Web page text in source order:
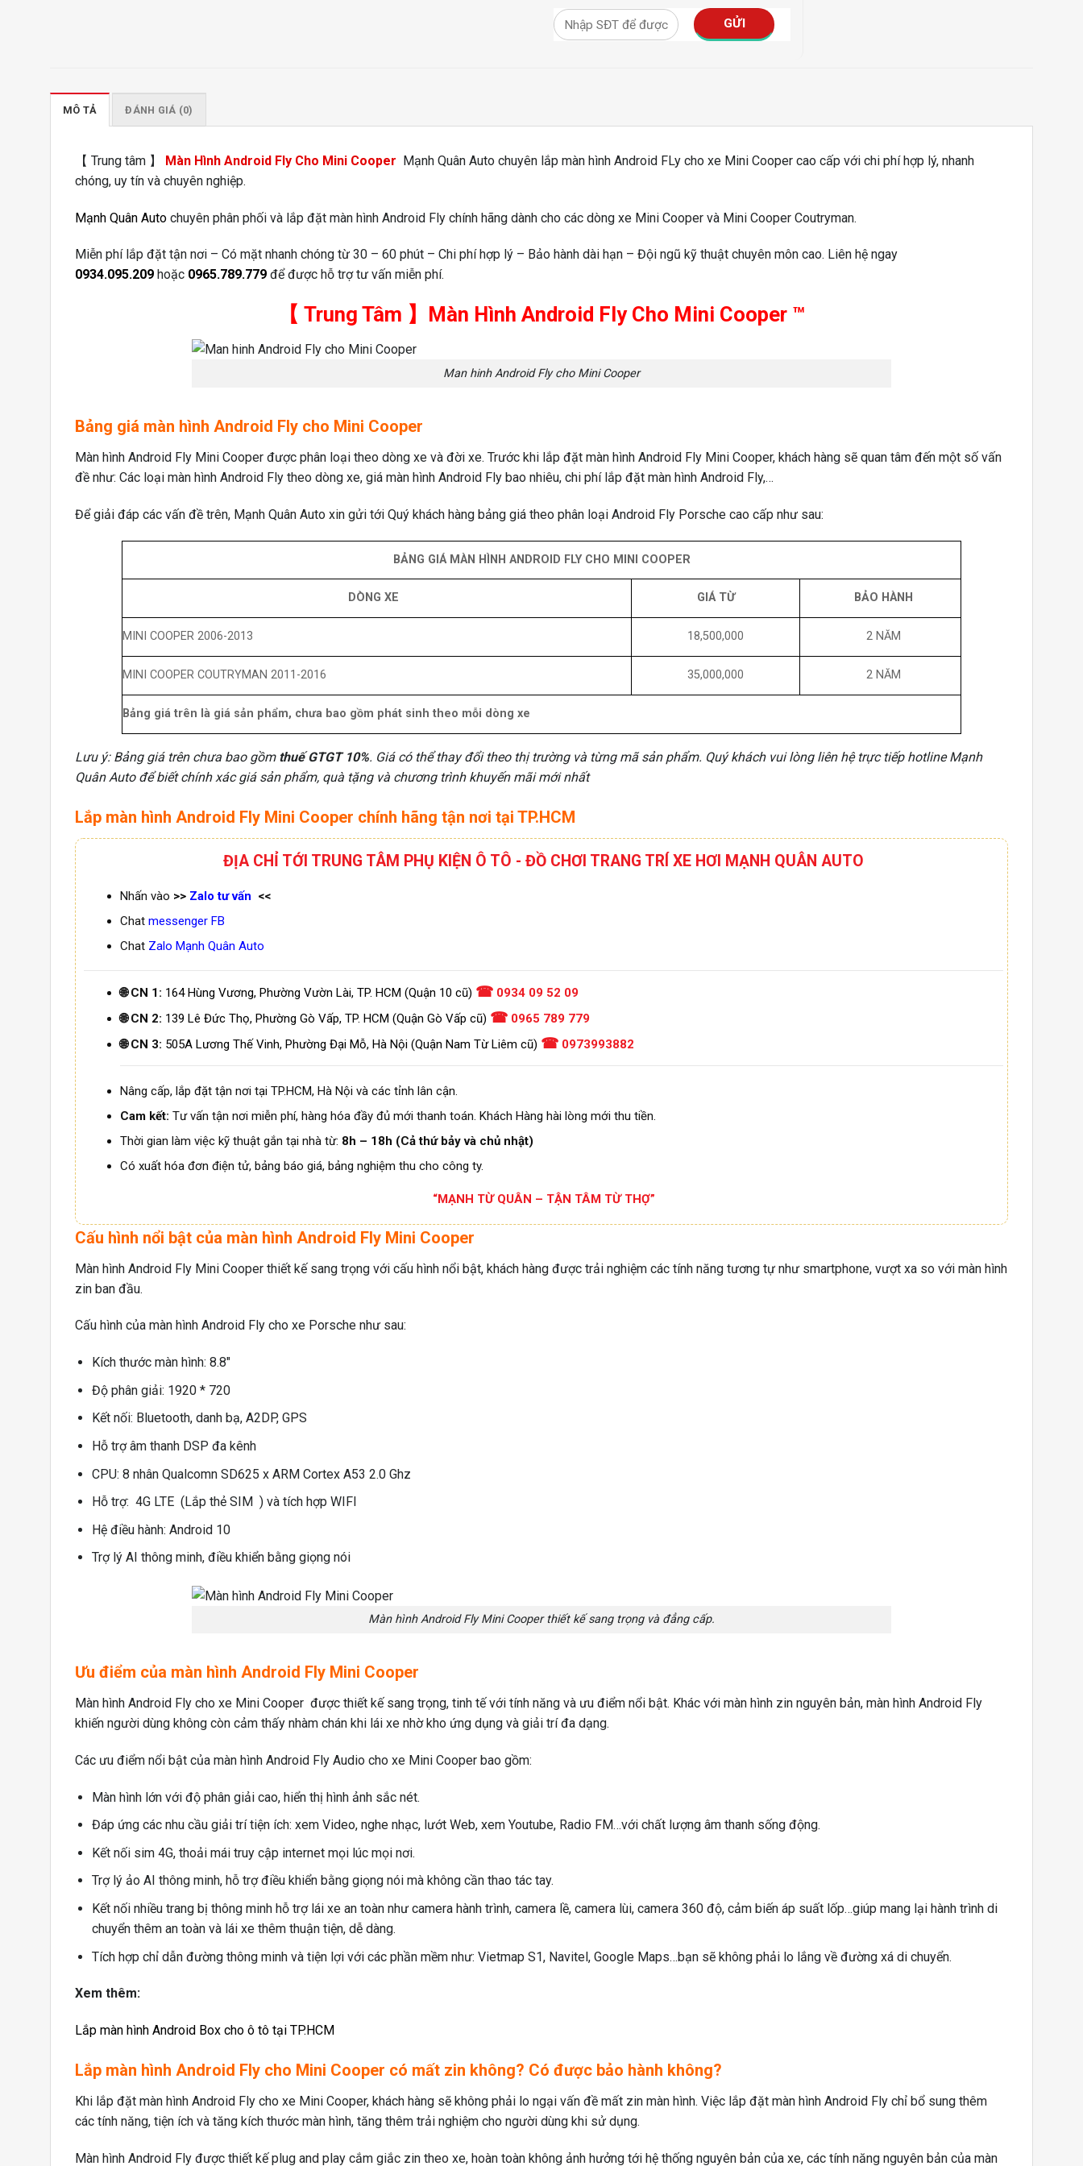
MÔ TẢ ĐÁNH GIÁ (0)
【 Trung tâm 】 Màn Hình Android Fly Cho Mini Cooper ️ Mạnh Quân Auto chuyên lắp màn hình Android FLy cho xe Mini Cooper cao cấp với chi phí hợp lý, nhanh
chóng, uy tín và chuyên nghiệp.
Mạnh Quân Auto chuyên phân phối và lắp đặt màn hình Android Fly chính hãng dành cho các dòng xe Mini Cooper và Mini Cooper Coutryman.
Miễn phí lắp đặt tận nơi – Có mặt nhanh chóng từ 30 – 60 phút – Chi phí hợp lý – Bảo hành dài hạn – Đội ngũ kỹ thuật chuyên môn cao. Liên hệ ngay
0934.095.209 hoặc 0965.789.779 để được hỗ trợ tư vấn miễn phí.
【 Trung Tâm 】 Màn Hình Android Fly Cho Mini Cooper ™
Man hinh Android Fly cho Mini Cooper
Bảng giá màn hình Android Fly cho Mini Cooper
Màn hình Android Fly Mini Cooper được phân loại theo dòng xe và đời xe. Trước khi lắp đặt màn hình Android Fly Mini Cooper, khách hàng sẽ quan tâm đến một số vấn
đề như: Các loại màn hình Android Fly theo dòng xe, giá màn hình Android Fly bao nhiêu, chi phí lắp đặt màn hình Android Fly,…
Để giải đáp các vấn đề trên, Mạnh Quân Auto xin gửi tới Quý khách hàng bảng giá theo phân loại Android Fly Porsche cao cấp như sau:
BẢNG GIÁ MÀN HÌNH ANDROID FLY CHO MINI COOPER
DÒNG XE GIÁ TỪ BẢO HÀNH
MINI COOPER 2006-2013 18,500,000 2 NĂM
MINI COOPER COUTRYMAN 2011-2016 35,000,000 2 NĂM
Bảng giá trên là giá sản phẩm, chưa bao gồm phát sinh theo mỗi dòng xe
Lưu ý: Bảng giá trên chưa bao gồm thuế GTGT 10%. Giá có thể thay đổi theo thị trường và từng mã sản phẩm. Quý khách vui lòng liên hệ trực tiếp hotline Mạnh
Quân Auto để biết chính xác giá sản phẩm, quà tặng và chương trình khuyến mãi mới nhất
Lắp màn hình Android Fly Mini Cooper chính hãng tận nơi tại TP.HCM
ĐỊA CHỈ TỚI TRUNG TÂM PHỤ KIỆN Ô TÔ - ĐỒ CHƠI TRANG TRÍ XE HƠI MẠNH QUÂN AUTO
Nhấn vào >> Zalo tư vấn <<
Chat messenger FB
Chat Zalo Mạnh Quân Auto
🌐 CN 1: 164 Hùng Vương, Phường Vườn Lài, TP. HCM (Quận 10 cũ) ☎ 0934 09 52 09
🌐 CN 2: 139 Lê Đức Thọ, Phường Gò Vấp, TP. HCM (Quận Gò Vấp cũ) ☎ 0965 789 779
🌐 CN 3: 505A Lương Thế Vinh, Phường Đại Mỗ, Hà Nội (Quận Nam Từ Liêm cũ) ☎ 0973993882
Nâng cấp, lắp đặt tận nơi tại TP.HCM, Hà Nội và các tỉnh lân cận.
Cam kết: Tư vấn tận nơi miễn phí, hàng hóa đầy đủ mới thanh toán. Khách Hàng hài lòng mới thu tiền.
Thời gian làm việc kỹ thuật gắn tại nhà từ: 8h – 18h (Cả thứ bảy và chủ nhật)
Có xuất hóa đơn điện tử, bảng báo giá, bảng nghiệm thu cho công ty.
“MẠNH TỪ QUÂN – TẬN TÂM TỪ THỢ”
Cấu hình nổi bật của màn hình Android Fly Mini Cooper
Màn hình Android Fly Mini Cooper thiết kế sang trọng với cấu hình nổi bật, khách hàng được trải nghiệm các tính năng tương tự như smartphone, vượt xa so với màn hình
zin ban đầu.
Cấu hình của màn hình Android Fly cho xe Porsche như sau:
Kích thước màn hình: 8.8″
Độ phân giải: 1920 * 720
Kết nối: Bluetooth, danh bạ, A2DP, GPS
Hỗ trợ âm thanh DSP đa kênh
CPU: 8 nhân Qualcomn SD625 x ARM Cortex A53 2.0 Ghz
Hỗ trợ: 4G LTE (Lắp thẻ SIM ) và tích hợp WIFI
Hệ điều hành: Android 10
Trợ lý AI thông minh, điều khiển bằng giọng nói
Màn hình Android Fly Mini Cooper thiết kế sang trọng và đẳng cấp.
Ưu điểm của màn hình Android Fly Mini Cooper
Màn hình Android Fly cho xe Mini Cooper được thiết kế sang trọng, tinh tế với tính năng và ưu điểm nổi bật. Khác với màn hình zin nguyên bản, màn hình Android Fly
khiến người dùng không còn cảm thấy nhàm chán khi lái xe nhờ kho ứng dụng và giải trí đa dạng.
Các ưu điểm nổi bật của màn hình Android Fly Audio cho xe Mini Cooper bao gồm:
Màn hình lớn với độ phân giải cao, hiển thị hình ảnh sắc nét.
Đáp ứng các nhu cầu giải trí tiện ích: xem Video, nghe nhạc, lướt Web, xem Youtube, Radio FM…với chất lượng âm thanh sống động.
Kết nối sim 4G, thoải mái truy cập internet mọi lúc mọi nơi.
Trợ lý ảo AI thông minh, hỗ trợ điều khiển bằng giọng nói mà không cần thao tác tay.
Kết nối nhiều trang bị thông minh hỗ trợ lái xe an toàn như camera hành trình, camera lề, camera lùi, camera 360 độ, cảm biến áp suất lốp…giúp mang lại hành trình di
chuyển thêm an toàn và lái xe thêm thuận tiện, dễ dàng.
Tích hợp chỉ dẫn đường thông minh và tiện lợi với các phần mềm như: Vietmap S1, Navitel, Google Maps…bạn sẽ không phải lo lắng về đường xá di chuyển.
Xem thêm:
Lắp màn hình Android Box cho ô tô tại TP.HCM
Lắp màn hình Android Fly cho Mini Cooper có mất zin không? Có được bảo hành không?
Khi lắp đặt màn hình Android Fly cho xe Mini Cooper, khách hàng sẽ không phải lo ngại vấn đề mất zin màn hình. Việc lắp đặt màn hình Android Fly chỉ bổ sung thêm
các tính năng, tiện ích và tăng kích thước màn hình, tăng thêm trải nghiệm cho người dùng khi sử dụng.
Màn hình Android Fly được thiết kế plug and play cắm giắc zin theo xe, hoàn toàn không ảnh hưởng tới hệ thống nguyên bản của xe, các tính năng nguyên bản của màn